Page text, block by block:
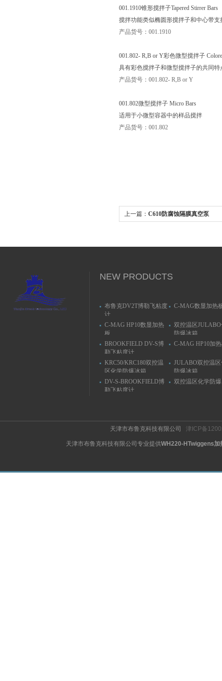
001.1910锥形搅拌子Tapered Stirrer Bars
搅拌功能类似椭圆形搅拌子和中心带
产品货号：001.1910
001.802- R,B or Y彩色微型搅拌子
具有彩色搅拌子和微型搅拌子的共同
产品货号：001.802- R,B or Y
001.802微型搅拌子 Micro Bars
适用于小微型容器中的样品搅拌
产品货号：001.802
上一篇： C610防腐蚀隔膜真空泵
NEW PRODUCTS
布鲁克DV2T博勒飞粘度
计
C-MAG数显加热
C-MAG HP10数显加热
板
双控温区
防爆冰箱
BROOKFIELD DV-S博
勒飞粘度计
C-MAG HP10加
KRC50/KRC180双控温
区化学防爆冰箱
JULABO双控温
防爆冰箱
DV-S-BROOKFIELD博
勒飞粘度计
双控温区化学防
天津市布鲁克科技有限公司 津ICP备
天津市布鲁克科技有限公司专业提供WH220-HTwiggens加